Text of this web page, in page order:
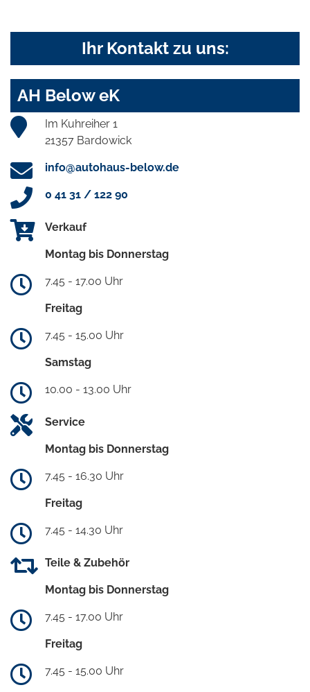
Ihr Kontakt zu uns:
AH Below eK
Im Kuhreiher 1
21357 Bardowick
info@autohaus-below.de
0 41 31 / 122 90
Verkauf
Montag bis Donnerstag
7.45 - 17.00 Uhr
Freitag
7.45 - 15.00 Uhr
Samstag
10.00 - 13.00 Uhr
Service
Montag bis Donnerstag
7.45 - 16.30 Uhr
Freitag
7.45 - 14.30 Uhr
Teile & Zubehör
Montag bis Donnerstag
7.45 - 17.00 Uhr
Freitag
7.45 - 15.00 Uhr